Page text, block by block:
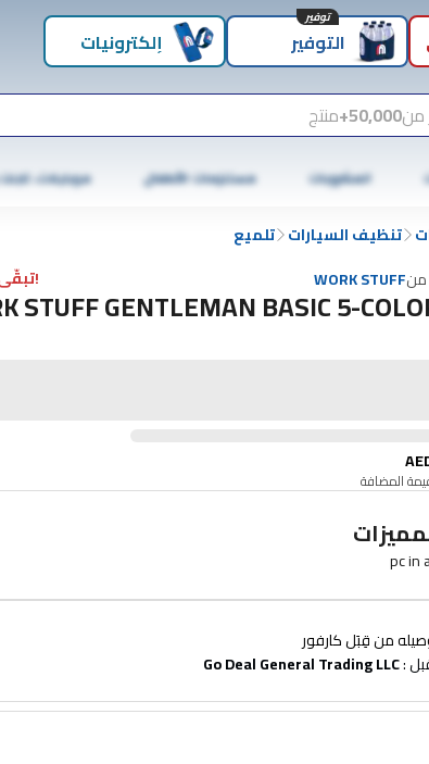
التوفير
توفير
إلكترونيات
من50,000+ منتج
المشروبات مستلزمات الأطفال موبايلات،
تنظيف السيارات تلميع
منWORK STUFF !تبقّى 5
STUFF GENTLEMAN BASIC 5-
المضافة
من قِبَل كارفور
:
Go Deal General Trading LLC